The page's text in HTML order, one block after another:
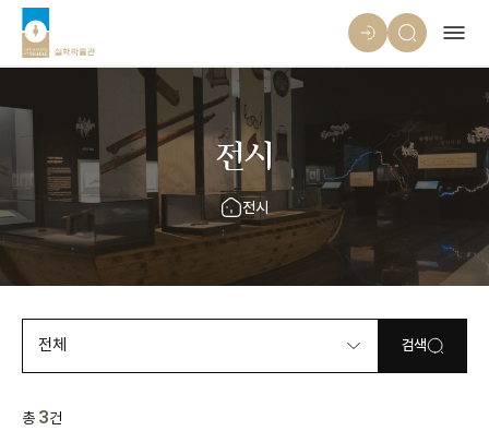
전시
전시
전체 검색
총 3건